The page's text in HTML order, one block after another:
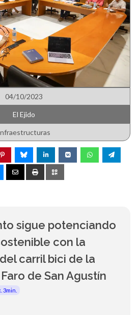
04/10/2023
El Ejido
sigue potenciando
con la
carril bici de la
de San Agustín
3min.